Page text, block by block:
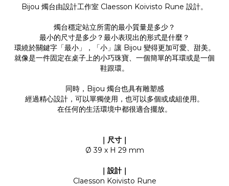
Bijou 燭台由設計工作室 Claesson Koivisto Rune 設計。
燭台穩定站立所需的最小質量是多少？
最小的尺寸是多少？最小表現出的形式是什麼？
環繞於關鍵字「最小」，「小」讓 Bijou 變得更加可愛、甜美。
就像是一件固定在桌子上的小巧珠寶、一個簡單的耳環或是一個
鞋跟環。
同時，Bijou 燭台也具有雕塑感
經過精心設計，可以單獨使用，也可以多個或成組使用。
在任何的生活環境中都很適合擺放。
｜尺寸｜
Ø 39 x H 29 mm
｜設計｜
Claesson Koivisto Rune